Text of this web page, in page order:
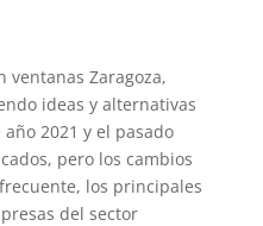
ventanas Zaragoza,
ideas y alternativas
2021 y el pasado
pero los cambios
los principales
del sector